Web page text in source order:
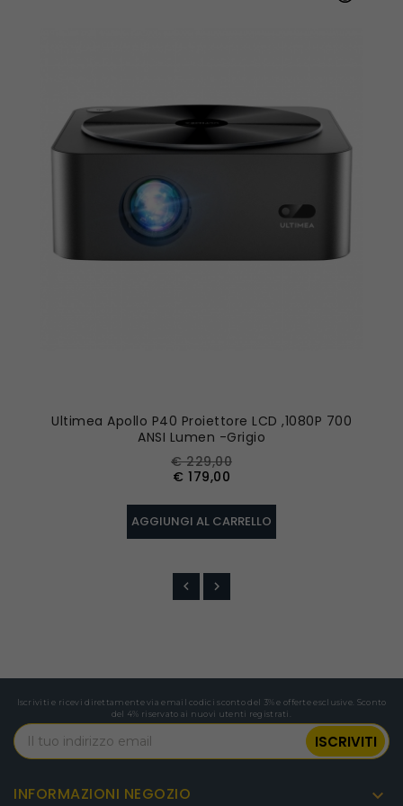
Ultimea Apollo P40 Proiettore LCD ,1080P 700
ANSI Lumen -Grigio
Prezzo
base
€ 229,00Prezzo
€ 179,00
AGGIUNGI AL CARRELLO
INFORMAZIONI NEGOZIO 
Iscriviti e ricevi direttamente via email codici sconto del 3% e offerte esclusive. Sconto
del 4% riservato ai nuovi utenti registrati.